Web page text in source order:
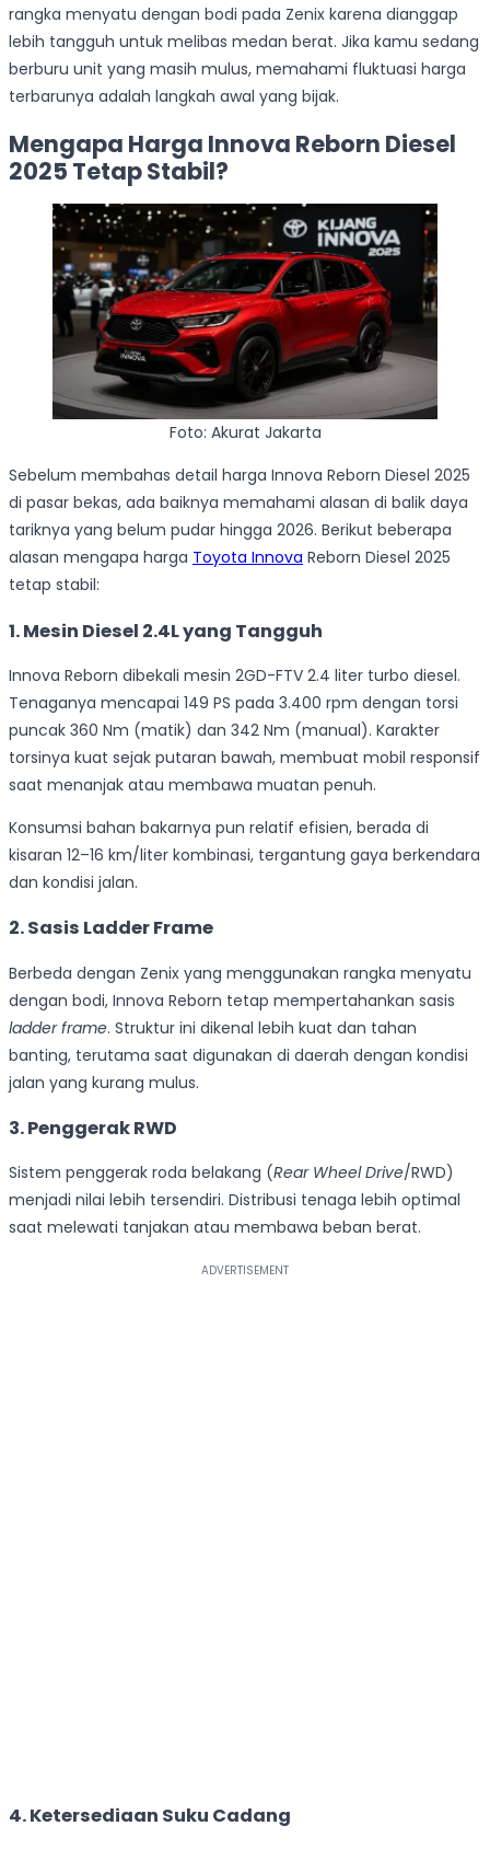
rangka menyatu dengan bodi pada Zenix karena dianggap
lebih tangguh untuk melibas medan berat. Jika kamu sedang
berburu unit yang masih mulus, memahami fluktuasi harga
terbarunya adalah langkah awal yang bijak.
Mengapa Harga Innova Reborn Diesel
2025 Tetap Stabil?
Foto: Akurat Jakarta
Sebelum membahas detail harga Innova Reborn Diesel 2025
di pasar bekas, ada baiknya memahami alasan di balik daya
tariknya yang belum pudar hingga 2026. Berikut beberapa
alasan mengapa harga Toyota Innova Reborn Diesel 2025
tetap stabil:
1. Mesin Diesel 2.4L yang Tangguh
Innova Reborn dibekali mesin 2GD-FTV 2.4 liter turbo diesel.
Tenaganya mencapai 149 PS pada 3.400 rpm dengan torsi
puncak 360 Nm (matik) dan 342 Nm (manual). Karakter
torsinya kuat sejak putaran bawah, membuat mobil responsif
saat menanjak atau membawa muatan penuh.
Konsumsi bahan bakarnya pun relatif efisien, berada di
kisaran 12–16 km/liter kombinasi, tergantung gaya berkendara
dan kondisi jalan.
2. Sasis Ladder Frame
Berbeda dengan Zenix yang menggunakan rangka menyatu
dengan bodi, Innova Reborn tetap mempertahankan sasis
ladder frame. Struktur ini dikenal lebih kuat dan tahan
banting, terutama saat digunakan di daerah dengan kondisi
jalan yang kurang mulus.
3. Penggerak RWD
Sistem penggerak roda belakang (Rear Wheel Drive/RWD)
menjadi nilai lebih tersendiri. Distribusi tenaga lebih optimal
saat melewati tanjakan atau membawa beban berat.
4. Ketersediaan Suku Cadang